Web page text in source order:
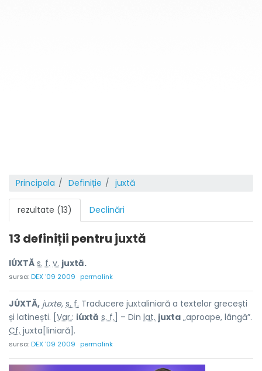
Principala Definiție juxtă
rezultate (13) Declinări
13 definiții pentru juxtă
IÚXTĂ s. f. v. juxtă.
sursa:DEX '09 2009 permalink
JÚXTĂ, juxte, s. f. Traducere juxtaliniară a textelor grecești
și latinești. [ Var.: iúxtă s. f. ] – Din lat. juxta „aproape, lângă”.
Cf. juxta [liniară].
sursa:DEX '09 2009 permalink